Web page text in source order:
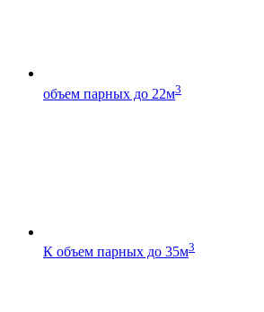
объем парных до 22м3
К объем парных до 35м3